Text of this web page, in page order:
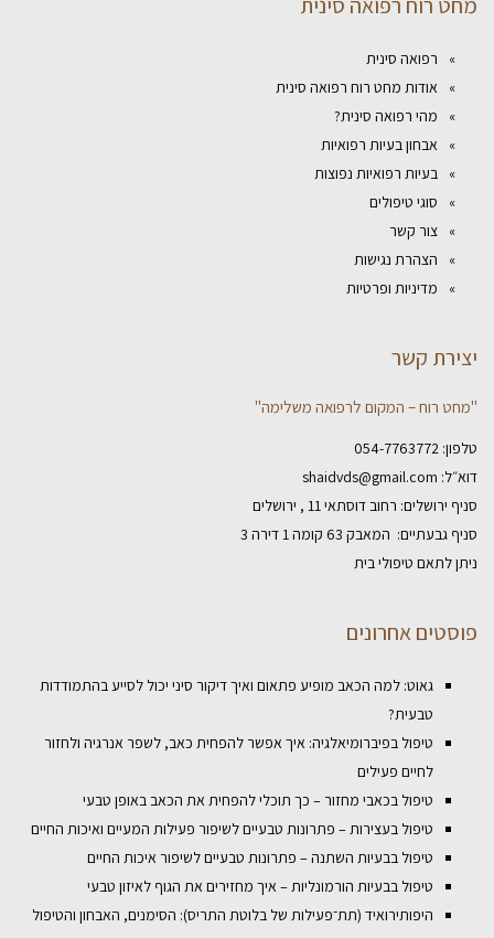
רפואה סינית
אודות מחט רוח רפואה סינית
מהי רפואה סינית?
אבחון בעיות רפואיות
בעיות רפואיות נפוצות
סוגי טיפולים
צור קשר
הצהרת נגישות
מדיניות ופרטיות
יצירת קשר
"מחט רוח – המקום לרפואה משלימה"
טלפון: 054-7763772
דוא״ל: shaidvds@gmail.com
סניף ירושלים: רחוב דוסתאי 11 , ירושלים
סניף גבעתיים: המאבק 63 קומה 1 דירה 3
ניתן לתאם טיפולי בית
פוסטים אחרונים
גאוט: למה הכאב מופיע פתאום ואיך דיקור סיני יכול לסייע בהתמודדות
טבעית?
טיפול בפיברומיאלגיה: איך אפשר להפחית כאב, לשפר אנרגיה ולחזור
לחיים פעילים
טיפול בכאבי מחזור – כך תוכלי להפחית את הכאב באופן טבעי
טיפול בעצירות – פתרונות טבעיים לשיפור פעילות המעיים ואיכות החיים
טיפול בבעיות השתנה – פתרונות טבעיים לשיפור איכות החיים
טיפול בבעיות הורמונליות – איך מחזירים את הגוף לאיזון טבעי
היפותירואיד (תת־פעילות של בלוטת התריס): הסימנים, האבחון והטיפול